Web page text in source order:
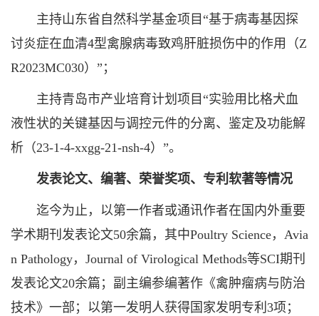
主持山东省自然科学基金项目“基于病毒基因探
讨炎症在血清4型禽腺病毒致鸡肝脏损伤中的作用（Z
R2023MC030）”；
主持青岛市产业培育计划项目“实验用比格犬血
液性状的关键基因与调控元件的分离、鉴定及功能解
析（23-1-4-xxgg-21-nsh-4）”。
发表论文、编著、荣誉奖项、专利软著等情况
迄今为止，以第一作者或通讯作者在国内外重要
学术期刊发表论文50余篇，其中Poultry Science，Avia
n Pathology，Journal of Virological Methods等SCI期刊
发表论文20余篇；副主编参编著作《禽肿瘤病与防治
技术》一部；以第一发明人获得国家发明专利3项；